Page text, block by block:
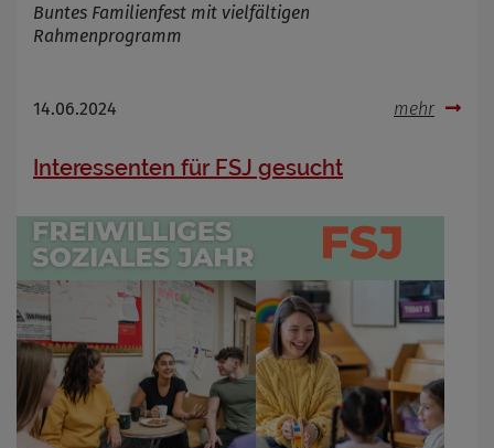
Buntes Familienfest mit vielfältigen
Rahmenprogramm
14.06.2024 mehr
Interessenten für FSJ gesucht